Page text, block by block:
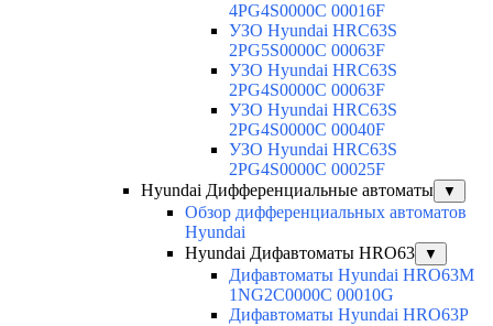
4PG4S0000C 00016F
УЗО Hyundai HRC63S
2PG5S0000C 00063F
УЗО Hyundai HRC63S
2PG4S0000C 00063F
УЗО Hyundai HRC63S
2PG4S0000C 00040F
УЗО Hyundai HRC63S
2PG4S0000C 00025F
Hyundai Дифференциальные автоматы
▼
Обзор дифференциальных автоматов
Hyundai
Hyundai Дифавтоматы HRO63
▼
Дифавтоматы Hyundai HRO63M
1NG2C0000C 00010G
Дифавтоматы Hyundai HRO63P